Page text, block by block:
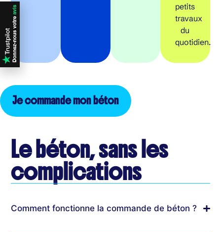
petits
travaux
du
quotidien.
Je commande mon béton
Le béton, sans les
complications
Comment fonctionne la commande de béton ?